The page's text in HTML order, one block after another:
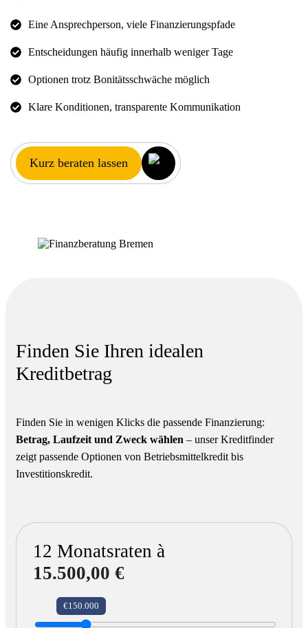
Eine Ansprechperson, viele Finanzierungspfade
Entscheidungen häufig innerhalb weniger Tage
Optionen trotz Bonitätsschwäche möglich
Klare Konditionen, transparente Kommunikation
Kurz beraten lassen
Finden Sie Ihren idealen
Kreditbetrag
Finden Sie in wenigen Klicks die passende Finanzierung:
Betrag, Laufzeit und Zweck wählen – unser Kreditfinder
zeigt passende Optionen von Betriebsmittelkredit bis
Investitionskredit.
12 Monatsraten à
15.500,00 €
€150.000